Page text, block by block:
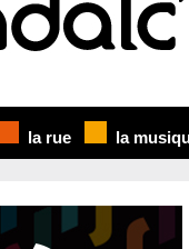
la rue la